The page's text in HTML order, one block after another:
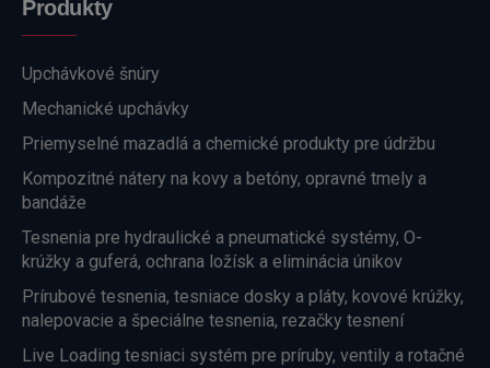
Produkty
Upchávkové šnúry
Mechanické upchávky
Priemyselné mazadlá a chemické produkty pre údržbu
Kompozitné nátery na kovy a betóny, opravné tmely a
bandáže
Tesnenia pre hydraulické a pneumatické systémy, O-
krúžky a guferá, ochrana ložísk a eliminácia únikov
Prírubové tesnenia, tesniace dosky a pláty, kovové krúžky,
nalepovacie a špeciálne tesnenia, rezačky tesnení
Live Loading tesniaci systém pre príruby, ventily a rotačné